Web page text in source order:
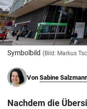
© Krone Multimedia
Muthgasse 2, 1190
Symbolbild (Bild: Markus
Von Sabine
Nachdem die